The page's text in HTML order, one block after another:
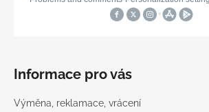
Informace pro vás
Výměna, reklamace, vrácení